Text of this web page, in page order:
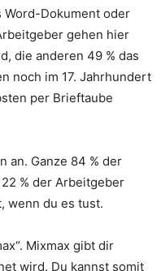
Word-Dokument oder
gehen hier
die anderen 49 % das
noch im 17. Jahrhundert
per Brieftaube
an. Ganze 84 % der
% der Arbeitgeber
wenn du es tust.
Mixmax gibt dir
wird. Du kannst somit